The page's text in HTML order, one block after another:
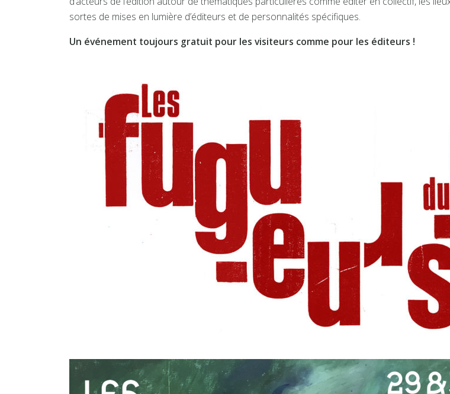
sortes de mises en lumière d’éditeurs et de personnalités spécifiques.
Un événement toujours gratuit pour les visiteurs comme pour les éditeurs !